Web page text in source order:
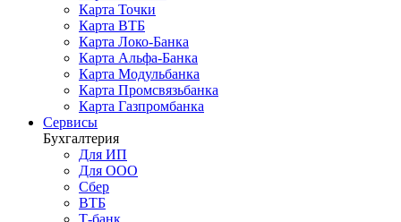
Карта Точки
Карта ВТБ
Карта Локо-Банка
Карта Альфа-Банка
Карта Модульбанка
Карта Промсвязьбанка
Карта Газпромбанка
Сервисы
Бухгалтерия
Для ИП
Для ООО
Сбер
ВТБ
Т-банк